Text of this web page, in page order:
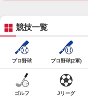
競技一覧
プロ野球 プロ野球(2軍)
ゴルフ Jリーグ